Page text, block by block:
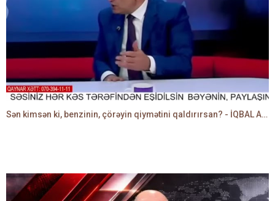
Sən kimsən ki, benzinin, çörəyin qiymətini qaldırırsan? - İQBAL AĞAZADƏ